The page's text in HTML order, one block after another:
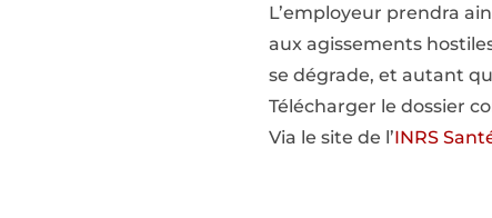
L’employeur prendra
aux agissements
se dégrade, et autant
Télécharger le dossier
Via le site de l’INRS